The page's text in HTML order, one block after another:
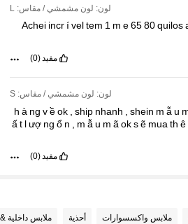
لون: لون مشمشي / مقاس: L
Achei incr íveltem 1 me6580quilos
مفيد (0)
لون: لون مشمشي / مقاس: S
h à ng vềok ship nhanh shein m ẫ u
ất lượ ng ổ n m ẫ u m ã oksẽ mua th ê
مفيد (0)
ملابس واكسسوارات أحذية ملابس داخلية